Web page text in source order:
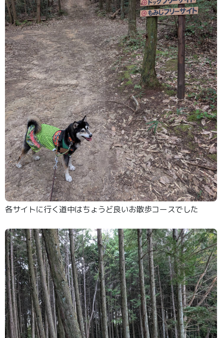
各サイトに行く道中はちょうど良いお散歩コースでした